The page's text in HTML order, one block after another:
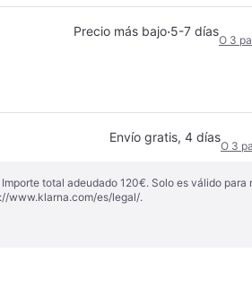
Precio más bajo·5-7 días
O 3
Envío gratis, 4 días
O 3
total adeudado 120€. Solo es válido
www.klarna.com/es/legal/.